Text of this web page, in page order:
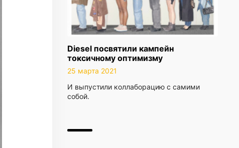
Diesel посвятили кампейн
токсичному оптимизму
25 марта 2021
И выпустили коллаборацию с самими
собой.